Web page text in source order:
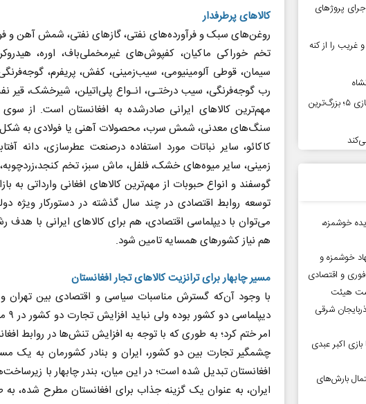
کالاهای پرطرفدار
روغن‌های سبک و فرآورده‌های نفتی، گاز‌های نفتی، شمش آهن و
تخم خوراکی ماکیان، کفپوش‌های غیرمخملی‌باف، اوره،
سیمان، قوطی آلومینیومی، سیب‌زمینی، کفش، پریفرم،
رب گوجه‌فرنگی، سیب درختـی، انـواع پلی‌اتیلن، شیرخشک، قیر
مهم‌ترین کالاهای ایرانی صادرشده به افغانستان است. از
سنگ‌های معدنی، شمش سرب، محصولات آهنی یا فولادی به شکل
کاکائو، سایر نباتات مورد استفاده درصنعت عطرسازی، دانه
زمینی، سایر میوه‌های خشک، فلفل،‌ ماش سبز، تخم کنجد،زردچوبه،
گوسفند و انواع حبوبات از مهم‌ترین کالاهای افغانی وارداتی
توسعه روابط اقتصادی در چند سال گذشته در دستورکار ویژه
می‌توان با دیپلماسی اقتصادی، هم برای کالاهای ایرانی با هدف
هم نیاز کشورهای همسایه تامین شود.
مسیر چابهار برای ترانزیت کالاهای تجار افغانستان
با وجود آن‌که گسترش مناسبات سیاسی و اقتصادی بین
امر ختم کرد؛ به طوری که با توجه به افزایش تنش‌ها در روابط
چشمگیر تجارت بین دو کشور، ایران و بنادر کشورمان به یک
افغانستان تبدیل شده است؛ در این میان، بندر چابهار با
ایران، به عنوان یک گزینه جذاب برای افغانستان مطرح شده،
پروژهای
غریب را از کنه
فروش خیره‌کننده داستان اسباب‌بازی ۵؛ بزرگ‌ترین
شام چی درست کنم؟ | ۲۵ ایده خوشمزه،
کنم؟ | ۲۰ پیشنهاد خوشمزه و
فوری و اقتصادی
هیئت
شرقی
اکبر عبدی
بارش‌های
اربعین نماد مقاومت در برابر
نوروزی - عضو کمیسیون اجتماعی
از باتلاق انرژی تا بن‌بست ترامپ
رضا سپهوند - سخنگوی کمیسیون انرژی مجلس